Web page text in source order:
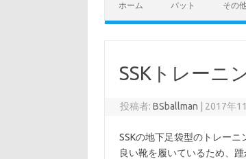
ホーム バット その
SSKトレーニ
投稿者:BSballman 2017年
SSKの地下足袋型のトレー
良い靴を履いているため、